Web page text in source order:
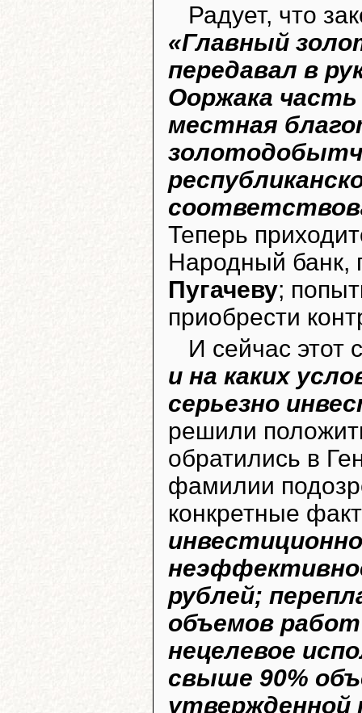
Радует, что
«Главный
передавал в
Ооржака
местная
Теперь
Народный
Пугачеву;
приобрести
И сейчас этот
и на каких
серьезно
решили
обратились в
фамилии
конкретные
рублей;
объемов
нецелевое
свыше 90%
утвержденной